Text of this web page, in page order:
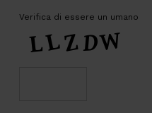
Verifica di essere un umano